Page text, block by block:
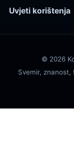
Uvjeti korištenja
© 2026
Svemir, znanost,